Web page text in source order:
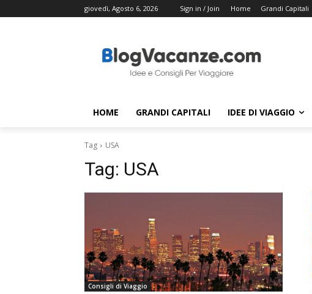
giovedì, Agosto 6, 2026 Sign in / Join Home Grandi Capitali
HOME GRANDI CAPITALI IDEE DI VIAGGIO
Tag USA
Tag: USA
Consigli di Viaggio